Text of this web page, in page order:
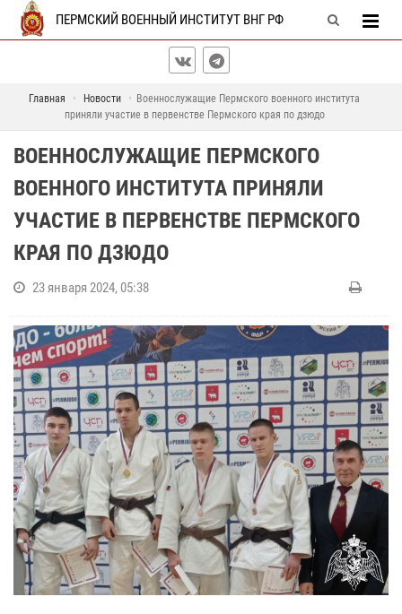
ПЕРМСКИЙ ВОЕННЫЙ ИНСТИТУТ ВНГ РФ
Главная Новости
Военнослужащие Пермского военного института
приняли участие в первенстве Пермского края по дзюдо
ВОЕННОСЛУЖАЩИЕ ПЕРМСКОГО
ВОЕННОГО ИНСТИТУТА ПРИНЯЛИ
УЧАСТИЕ В ПЕРВЕНСТВЕ ПЕРМСКОГО
КРАЯ ПО ДЗЮДО
23 января 2024, 05:38